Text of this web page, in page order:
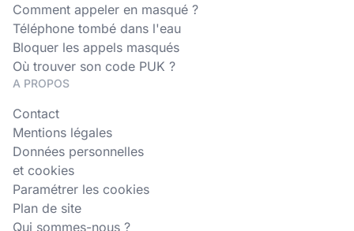
Comment appeler en masqué ?
Téléphone tombé dans l'eau
Bloquer les appels masqués
Où trouver son code PUK ?
A PROPOS
Contact
Mentions légales
Données personnelles
et cookies
Paramétrer les cookies
Plan de site
Qui sommes-nous ?